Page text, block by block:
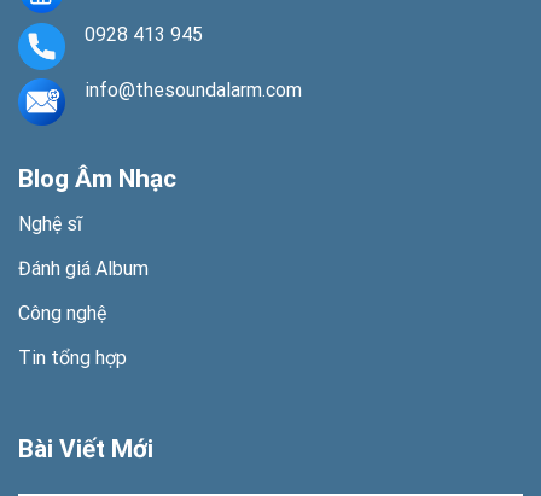
0928 413 945
info@thesoundalarm.com
Blog Âm Nhạc
Nghệ sĩ
Đánh giá Album
Công nghệ
Tin tổng hợp
Bài Viết Mới